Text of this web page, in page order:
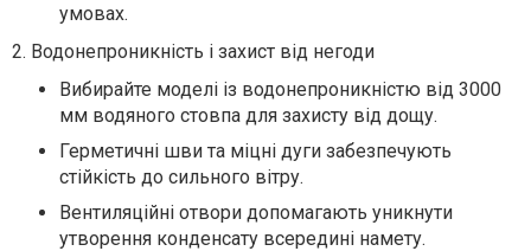
умовах.
2. Водонепроникність і захист від негоди
Вибирайте моделі із водонепроникністю від 3000
мм водяного стовпа для захисту від дощу.
Герметичні шви та міцні дуги забезпечують
стійкість до сильного вітру.
Вентиляційні отвори допомагають уникнути
утворення конденсату всередині намету.